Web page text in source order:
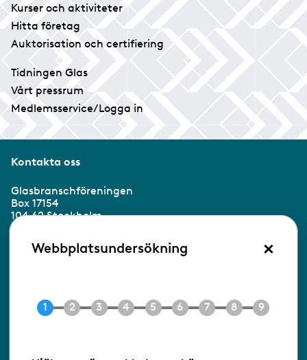
Kurser och aktiviteter
Hitta företag
Auktorisation och certifiering
Tidningen Glas
Vårt pressrum
Medlemsservice/Logga in
Kontakta oss
Glasbranschföreningen
Box 17154
104 62 Stockholm
Besöksadress:
Ringvägen 100
E-post info@gbf.se
Webbplatsundersökning ×